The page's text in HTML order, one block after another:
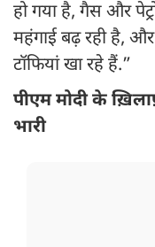
हो गया है, गैस और
महंगाई बढ़ रही है, और
टॉफियां खा रहे हैं.”
पीएम मोदी के
भारी